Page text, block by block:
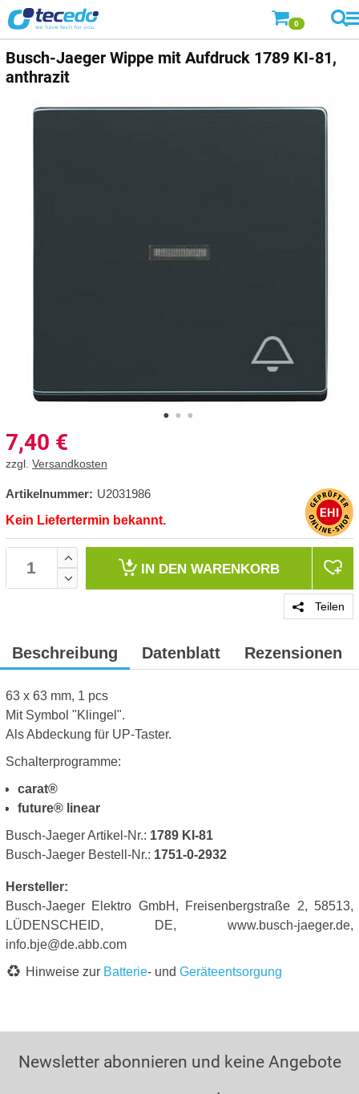
0
Busch-Jaeger Wippe mit Aufdruck 1789 KI-81,
anthrazit
7,40 €
zzgl. Versandkosten
Artikelnummer: U2031986
Kein Liefertermin bekannt.
IN DEN WARENKORB
Teilen
Beschreibung Datenblatt Rezensionen
63 x 63 mm, 1 pcs
Mit Symbol "Klingel".
Als Abdeckung für UP-Taster.
Schalterprogramme:
carat®
future® linear
Busch-Jaeger Artikel-Nr.: 1789 KI-81
Busch-Jaeger Bestell-Nr.: 1751-0-2932
Hersteller:
Busch-Jaeger Elektro GmbH, Freisenbergstraße 2, 58513,
LÜDENSCHEID, DE, www.busch-jaeger.de,
info.bje@de.abb.com
Hinweise zur Batterie- und Geräteentsorgung
Newsletter abonnieren und keine Angebote